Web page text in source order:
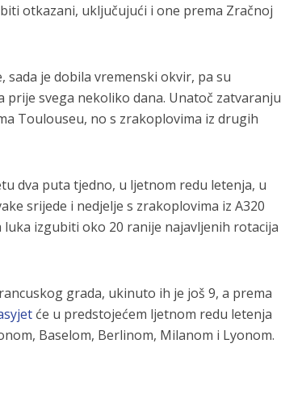
otkazani, uključujući i one prema Zračnoj
je dobila vremenski okvir, pa su
svega nekoliko dana. Unatoč zatvaranju
Toulouseu, no s zrakoplovima iz drugih
dva puta tjedno, u ljetnom redu letenja, u
srijede i nedjelje s zrakoplovima iz A320
izgubiti oko 20 ranije najavljenih rotacija
grada, ukinuto ih je još 9, a prema
će u predstojećem ljetnom redu letenja
Baselom, Berlinom, Milanom i Lyonom.